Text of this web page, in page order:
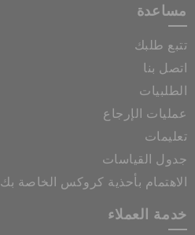
مساعدة
تتبع طلبك
اتصل بنا
الطلبيات
عمليات الإرجاع
تعليمات
جدول القياسات
الاهتمام بأحذية كروكس الخاصة بك
خدمة العملاء